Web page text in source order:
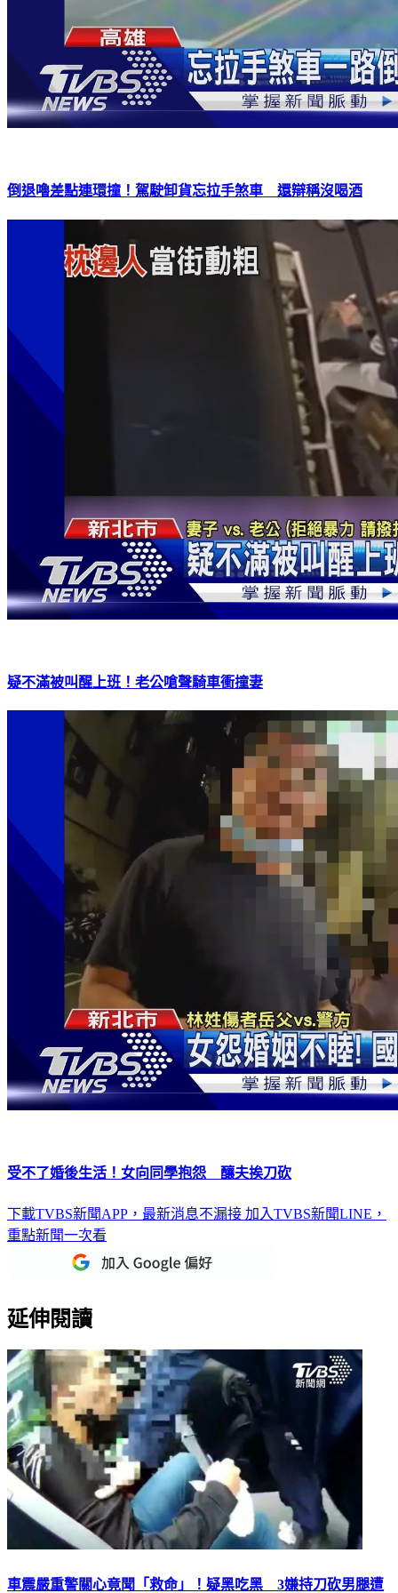
倒退嚕差點連環撞！駕駛卸貨忘拉手煞車 還辯稱沒喝酒
疑不滿被叫醒上班！老公嗆聲騎車衝撞妻
受不了婚後生活！女向同學抱怨 釀夫挨刀砍
下載TVBS新聞APP，最新消息不漏接 加入TVBS新聞LINE，
重點新聞一次看
延伸閱讀
車震嚴重警關心竟聞「救命」！疑黑吃黑 3嫌持刀砍男腿遭